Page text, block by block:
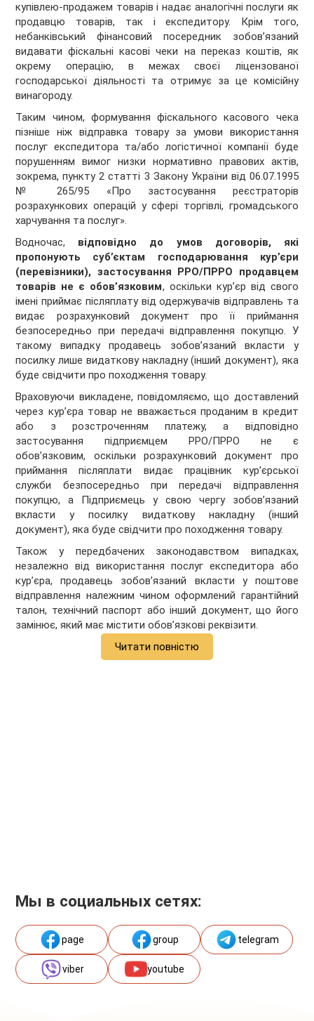
купівлею-продажем товарів і надає аналогічні послуги як
продавцю товарів, так і експедитору. Крім того,
небанківський фінансовий посередник зобов’язаний
видавати фіскальні касові чеки на переказ коштів, як
окрему операцію, в межах своєї ліцензованої
господарської діяльності та отримує за це комісійну
винагороду.
Таким чином, формування фіскального касового чека
пізніше ніж відправка товару за умови використання
послуг експедитора та/або логістичної компанії буде
порушенням вимог низки нормативно правових актів,
зокрема, пункту 2 статті 3 Закону України від 06.07.1995
№ 265/95 «Про застосування реєстраторів
розрахункових операцій у сфері торгівлі, громадського
харчування та послуг».
Водночас, відповідно до умов договорів, які
пропонують суб’єктам господарювання кур’єри
(перевізники), застосування РРО/ПРРО продавцем
товарів не є обов’язковим, оскільки кур’єр від свого
імені приймає післяплату від одержувачів відправлень та
видає розрахунковий документ про її приймання
безпосередньо при передачі відправлення покупцю. У
такому випадку продавець зобов’язаний вкласти у
посилку лише видаткову накладну (інший документ), яка
буде свідчити про походження товару.
Враховуючи викладене, повідомляємо, що доставлений
через кур’єра товар не вважається проданим в кредит
або з розстроченням платежу, а відповідно
застосування підприємцем РРО/ПРРО не є
обов’язковим, оскільки розрахунковий документ про
приймання післяплати видає працівник кур’єрської
служби безпосередньо при передачі відправлення
покупцю, а Підприємець у свою чергу зобов’язаний
вкласти у посилку видаткову накладну (інший
документ), яка буде свідчити про походження товару.
Також у передбачених законодавством випадках,
незалежно від використання послуг експедитора або
кур’єра, продавець зобов’язаний вкласти у поштове
відправлення належним чином оформлений гарантійний
талон, технічний паспорт або інший документ, що його
замінює, який має містити обов’язкові реквізити.
Читати повністю
Мы в социальных сетях:
page group telegram
viber youtube